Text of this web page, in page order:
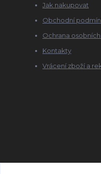
Jak nakupovat
Obchodní
Ochrana
Kontakty
Vrácení zboží a